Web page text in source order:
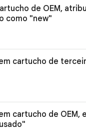
de OEM,
como "new"
cartucho de
cartucho de OEM,